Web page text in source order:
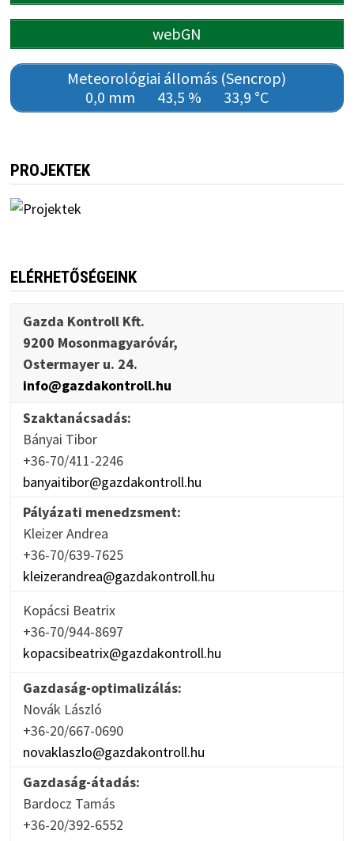
webGN
Meteorológiai állomás (Sencrop)
0,0 mm
43,5 % 33,9 °C
PROJEKTEK
ELÉRHETŐSÉGEINK
Gazda Kontroll Kft.
9200 Mosonmagyaróvár,
Ostermayer u. 24.
info@gazdakontroll.hu
Szaktanácsadás:
Bányai Tibor
+36-70/411-2246
banyaitibor@gazdakontroll.hu
Pályázati menedzsment:
Kleizer Andrea
+36-70/639-7625
kleizerandrea@gazdakontroll.hu
Kopácsi Beatrix
+36-70/944-8697
kopacsibeatrix@gazdakontroll.hu
Gazdaság-optimalizálás:
Novák László
+36-20/667-0690
novaklaszlo@gazdakontroll.hu
Gazdaság-átadás:
Bardocz Tamás
+36-20/392-6552